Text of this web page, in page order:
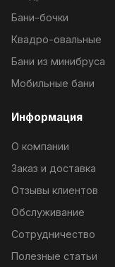
Бани-бочки
Квадро-овальные
Бани из минибруса
Мобильные бани
Информация
О компании
Заказ и доставка
Отзывы клиентов
Обслуживание
Сотрудничество
Полезные статьи